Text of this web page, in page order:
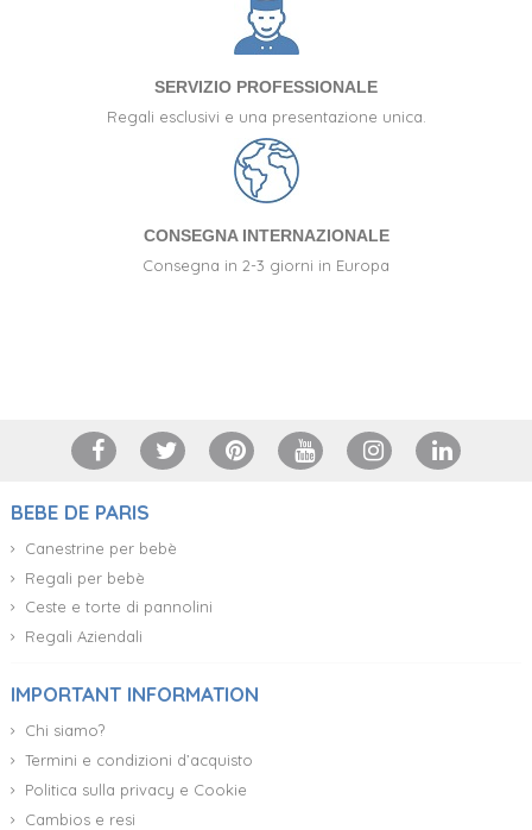
SERVIZIO PROFESSIONALE
Regali esclusivi e una presentazione unica.
CONSEGNA INTERNAZIONALE
Consegna in 2-3 giorni in Europa
BEBE DE PARIS
Canestrine per bebè
Regali per bebè
Ceste e torte di pannolini
Regali Aziendali
IMPORTANT INFORMATION
Chi siamo?
Termini e condizioni d’acquisto
Politica sulla privacy e Cookie
Cambios e resi